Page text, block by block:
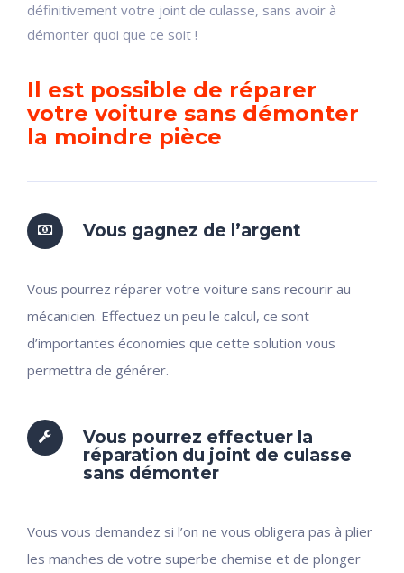
définitivement votre joint de culasse, sans avoir à
démonter quoi que ce soit !
Il est possible de réparer
votre voiture sans démonter
la moindre pièce
Vous gagnez de l’argent
Vous pourrez réparer votre voiture sans recourir au
mécanicien. Effectuez un peu le calcul, ce sont
d’importantes économies que cette solution vous
permettra de générer.
Vous pourrez effectuer la
réparation du joint de culasse
sans démonter
Vous vous demandez si l’on ne vous obligera pas à plier
les manches de votre superbe chemise et de plonger